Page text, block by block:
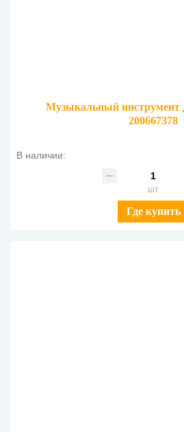
Музыкальный инструмент
200667378
В наличии:
шт
Где купить